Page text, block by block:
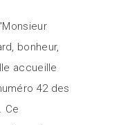
bonheur,
accueille
42 des
Ce